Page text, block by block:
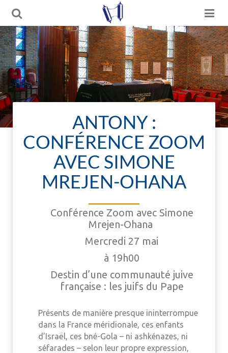
ANTONY :
CONFÉRENCE ZOOM
AVEC SIMONE
MREJEN-OHANA
Conférence Zoom avec Simone
Mrejen-Ohana
Mercredi 27 mai
à 19h00
Destin d’une communauté juive
française : les juifs du Pape
Présents de manière presque ininterrompue
dans la France méridionale, ces enfants
d’Israël, ces bné-Gola – ni ashkénazes, ni
séfarades – selon leur propre expression,